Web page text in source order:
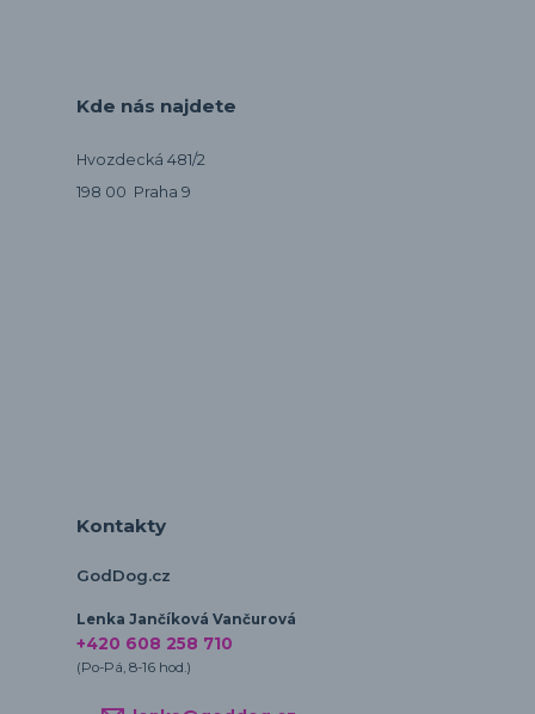
Kde nás najdete
Hvozdecká 481/2
198 00 Praha 9
Kontakty
GodDog.cz
Lenka Jančíková Vančurová
+420 608 258 710
(Po-Pá, 8-16 hod.)